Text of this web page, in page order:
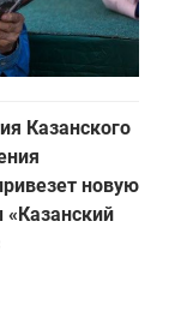
Казанского
новую